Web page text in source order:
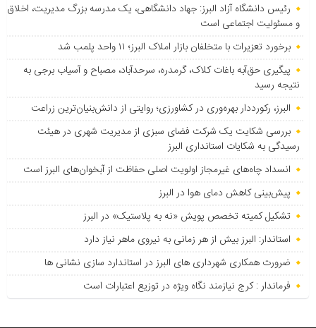
رئیس دانشگاه آزاد البرز: جهاد دانشگاهی، یک مدرسه بزرگ مدیریت، اخلاق
و مسئولیت اجتماعی است
برخورد تعزیرات با متخلفان بازار املاک البرز؛ ۱۱ واحد پلمب شد
پیگیری حق‌آبه باغات کلاک، گرمدره، سرحدآباد، مصباح و آسیاب برجی به
نتیجه رسید
البرز، رکورددار بهره‌وری در کشاورزی؛ روایتی از دانش‌بنیان‌ترین زراعت
بررسی شکایت یک شرکت فضای سبزی از مدیریت شهری در هیئت
رسیدگی به شکایات استانداری البرز
انسداد چاه‌های غیرمجاز اولویت اصلی حفاظت از آبخوان‌های البرز است
پیش‌بینی کاهش دمای هوا در البرز
تشکیل کمیته تخصص پویش «نه به پلاستیک» در البرز
استاندار: البرز بیش از هر زمانی به نیروی ماهر نیاز دارد
ضرورت همکاری شهرداری های البرز در استاندارد سازی نشانی ها
فرماندار : کرج نیازمند نگاه ویژه در توزیع اعتبارات است